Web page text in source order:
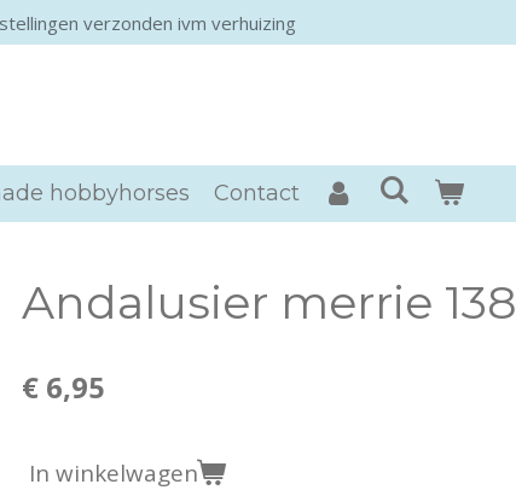
verzonden ivm verhuizing
hobbyhorses Contact
Andalusier merrie
€ 6,95
In winkelwagen